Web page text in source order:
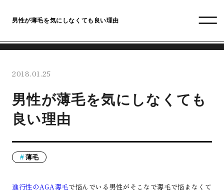
男性が薄毛を気にしなくても良い理由
2018.01.25
男性が薄毛を気にしなくても
良い理由
薄毛
進行性のAGA薄毛で悩んでいる男性がそこなで薄毛で悩まなくて